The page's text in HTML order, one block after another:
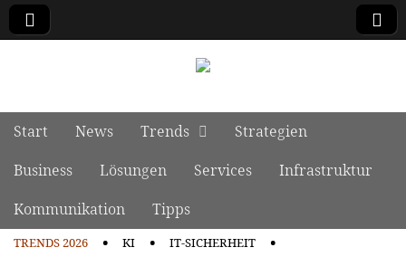
Main menu
Skip to content
Start News Trends
Strategien
Business
Lösungen Services
Infrastruktur
Kommunikation
Tipps
TRENDS 2026 KI
IT-SICHERHEIT